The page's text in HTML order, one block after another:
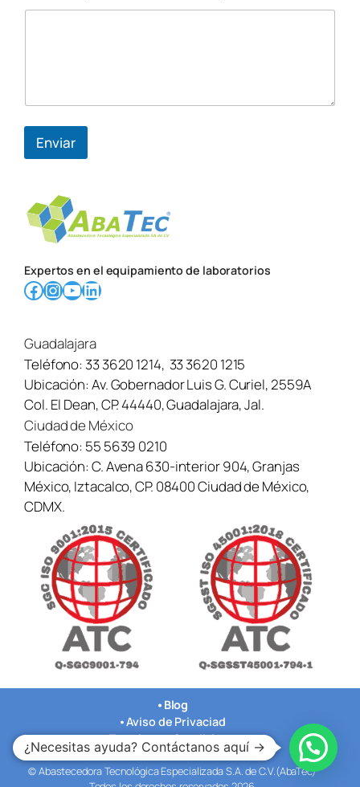
Enviar
Expertos en el equipamiento de laboratorios
Facebook InstagramYouTube LinkedIn
Guadalajara
Teléfono:33 3620 1214, 33 3620 1215
Ubicación:Av. Gobernador Luis G. Curiel, 2559A
Col. El Dean, CP. 44440, Guadalajara, Jal.
Ciudad de México
Teléfono: 55 5639 0210
Ubicación:C. Avena 630-interior 904, Granjas
México, Iztacalco, CP. 08400 Ciudad de México,
CDMX.
• Blog
•Aviso de Privaciad
•Terminos y Condiciones
•Nuestras Oficinas
© Abastecedora Tecnológica Especializada S.A. de C.V.(AbaTec)
¿Necesitas ayuda? Contáctanos aquí →